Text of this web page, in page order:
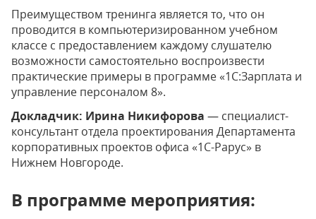
Преимуществом тренинга является то, что он
проводится в компьютеризированном учебном
классе с предоставлением каждому слушателю
возможности самостоятельно воспроизвести
практические примеры в программе «1С:Зарплата и
управление персоналом 8».
Докладчик: Ирина Никифорова — специалист-
консультант отдела проектирования Департамента
корпоративных проектов офиса «1С-Рарус» в
Нижнем Новгороде.
В программе мероприятия: